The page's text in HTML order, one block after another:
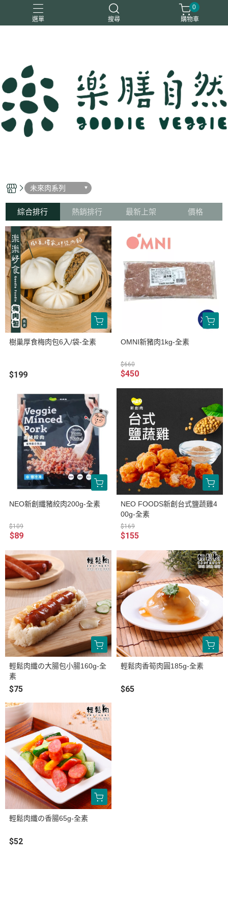
選單 搜尋
一樂鶴
0
購物車
未來肉系列
綜合排行 熱銷排行 最新上架 價格
樹巢厚食梅肉包6入/袋-全素
$199
OMNI新豬肉1kg-全素
$660
$450
NEO新創纖豬絞肉200g-全素
$109
$89
NEO FOODS新創台式鹽蔬雞4
00g-全素
$169
$155
輕鬆肉纖の大腸包小腸160g-全
素
$75
輕鬆肉香筍肉圓185g-全素
$65
輕鬆肉纖の香腸65g-全素
$52